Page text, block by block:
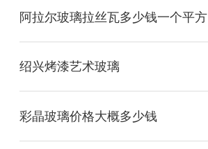
阿拉尔玻璃拉丝瓦多少钱一个平方
绍兴烤漆艺术玻璃
彩晶玻璃价格大概多少钱